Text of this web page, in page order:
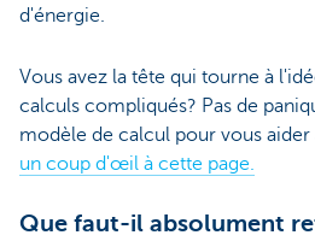
d'énergie.
Vous avez la tête qui tourne à
calculs compliqués? Pas de
modèle de calcul pour vous aider
un coup d'œil à cette page.
Que faut-il absolument